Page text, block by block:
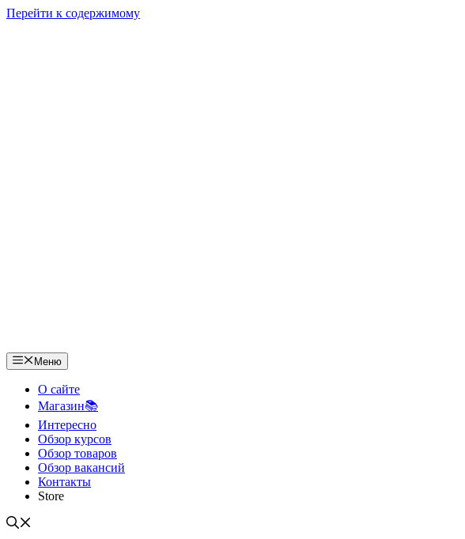
Перейти к содержимому
Меню
О сайте
Магазин📚
Интересно
Обзор курсов
Обзор товаров
Обзор вакансий
Контакты
Store